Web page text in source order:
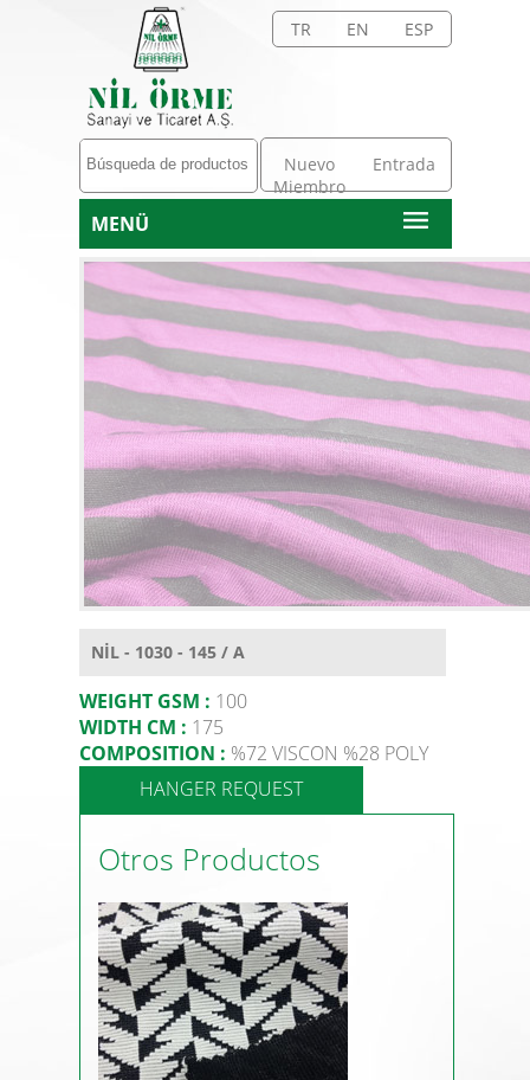
TR EN ESP
Nuevo
Miembro
Entrada
MENÜ
NİL - 1030 - 145 / A
WEIGHT GSM : 100
WIDTH CM : 175
COMPOSITION : %72 VISCON %28 POLY
HANGER REQUEST
Otros Productos